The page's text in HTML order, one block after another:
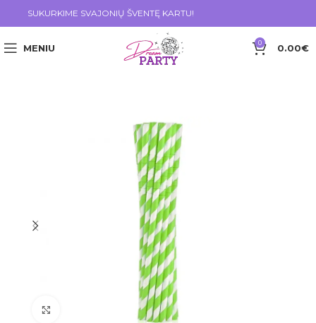
SUKURKIME SVAJONIŲ ŠVENTĘ KARTU!
MENIU 0 0.00€